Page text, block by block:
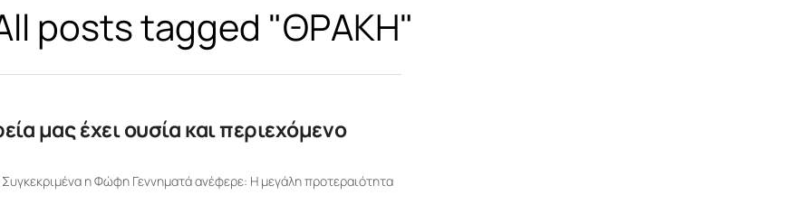
posts tagged "ΘΡΑΚΗ"
μας έχει ουσία και περιεχόμενο
η Φώφη Γεννηματά ανέφερε: Η μεγάλη προτεραιότητα